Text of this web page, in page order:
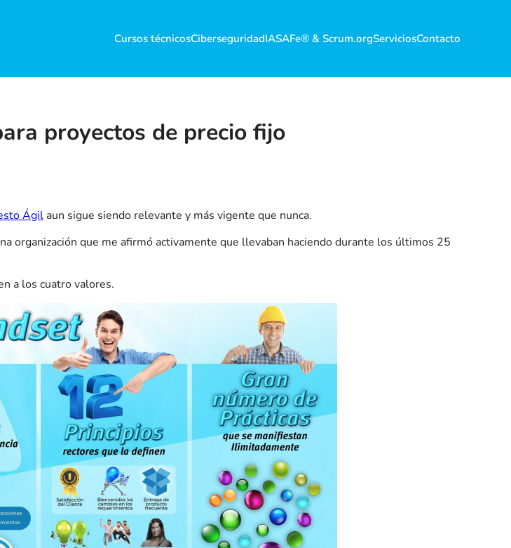
Cursos técnicosCiberseguridadIASAFe® & Scrum.orgServiciosContacto
proyectos de precio fijo
Ágil aun sigue siendo relevante y más vigente que nunca.
organización que me afirmó activamente que llevaban haciendo durante los últimos 25
a los cuatro valores.